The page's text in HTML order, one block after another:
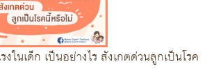
ในเด็ก เป็นอย่างไร สังเกตด่วนลูกเป็นโรค